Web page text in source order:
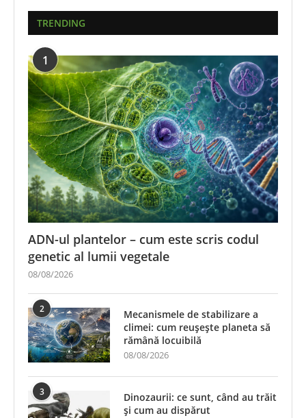
TRENDING
1
ADN-ul plantelor – cum este scris codul
genetic al lumii vegetale
08/08/2026
2
Mecanismele de stabilizare a
climei: cum reușește planeta să
rămână locuibilă
08/08/2026
3
Dinozaurii: ce sunt, când au trăit
și cum au dispărut